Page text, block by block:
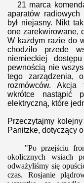
21 marca
aparatów
był niejasny. Nikt
one zarekwirowane,
W każdym razie do
chodziło przede
niemieckiej
pewnością nie
tego zarządzenia,
rozmówców. Akcja
wkrótce nastąpić
elektryczną, które
Przeczytajmy
Panitzke, dotyczący
"Po przejściu
okolicznych wsiach
odważyliśmy się
czas. Rosjanie